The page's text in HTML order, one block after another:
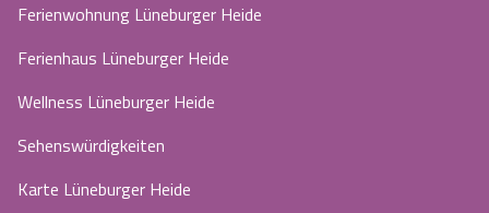
Ferienwohnung Lüneburger Heide
Ferienhaus Lüneburger Heide
Wellness Lüneburger Heide
Sehenswürdigkeiten
Karte Lüneburger Heide